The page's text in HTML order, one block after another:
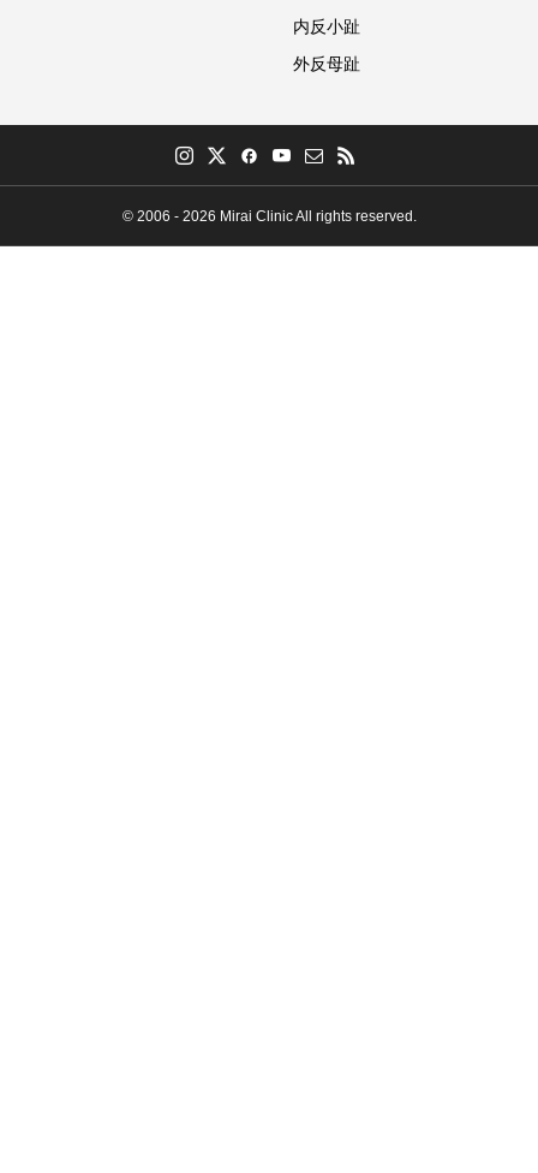
内反小趾
外反母趾
© 2006 - 2026 Mirai Clinic All rights reserved.